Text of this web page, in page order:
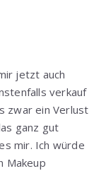
jetzt auch
verkauf
zwar ein Verlust
ganz gut
mir. Ich würde
Makeup